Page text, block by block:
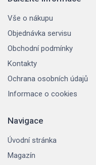
Vše o nákupu
Objednávka servisu
Obchodní podmínky
Kontakty
Ochrana osobních údajů
Informace o cookies
Navigace
Úvodní stránka
Magazín